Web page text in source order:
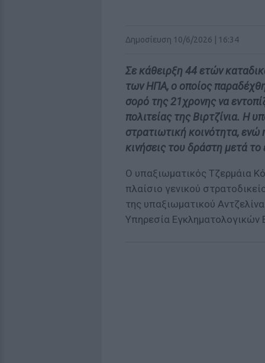
Δημοσίευση 10/6/2026 | 16:34
Σε κάθειρξη 44 ετών
των ΗΠΑ, ο οποίος
σορό της 21χρονης να
πολιτείας της Βιρτζίνια. Η
στρατιωτική κοινότητα, ενώ
κινήσεις του δράστη μετά το
Ο υπαξιωματικός Τζερμάια
πλαίσιο γενικού
της υπαξιωματικού
Υπηρεσία Εγκληματολογικών